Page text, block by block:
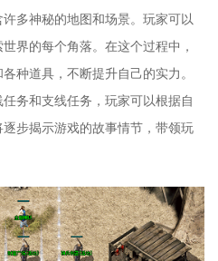
多神秘的地图和场景。玩家可以
界的每个角落。在这个过程中，
种道具，不断提升自己的实力。
务和支线任务，玩家可以根据自
步揭示游戏的故事情节，带领玩